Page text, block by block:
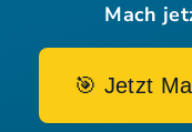
Mach
🎯 Jetzt